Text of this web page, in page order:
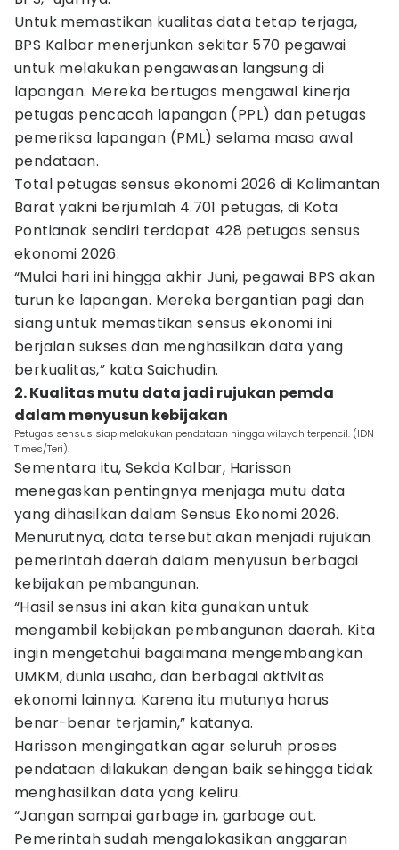
Untuk memastikan kualitas data tetap terjaga,
BPS Kalbar menerjunkan sekitar 570 pegawai
untuk melakukan pengawasan langsung di
lapangan. Mereka bertugas mengawal kinerja
petugas pencacah lapangan (PPL) dan petugas
pemeriksa lapangan (PML) selama masa awal
pendataan.
Total petugas sensus ekonomi 2026 di Kalimantan
Barat yakni berjumlah 4.701 petugas, di Kota
Pontianak sendiri terdapat 428 petugas sensus
ekonomi 2026.
“Mulai hari ini hingga akhir Juni, pegawai BPS akan
turun ke lapangan. Mereka bergantian pagi dan
siang untuk memastikan sensus ekonomi ini
berjalan sukses dan menghasilkan data yang
berkualitas,” kata Saichudin.
2. Kualitas mutu data jadi rujukan pemda
dalam menyusun kebijakan
Petugas sensus siap melakukan pendataan hingga wilayah terpencil. (IDN
Times/Teri).
Sementara itu, Sekda Kalbar, Harisson
menegaskan pentingnya menjaga mutu data
yang dihasilkan dalam Sensus Ekonomi 2026.
Menurutnya, data tersebut akan menjadi rujukan
pemerintah daerah dalam menyusun berbagai
kebijakan pembangunan.
“Hasil sensus ini akan kita gunakan untuk
mengambil kebijakan pembangunan daerah. Kita
ingin mengetahui bagaimana mengembangkan
UMKM, dunia usaha, dan berbagai aktivitas
ekonomi lainnya. Karena itu mutunya harus
benar-benar terjamin,” katanya.
Harisson mengingatkan agar seluruh proses
pendataan dilakukan dengan baik sehingga tidak
menghasilkan data yang keliru.
“Jangan sampai garbage in, garbage out.
Pemerintah sudah mengalokasikan anggaran